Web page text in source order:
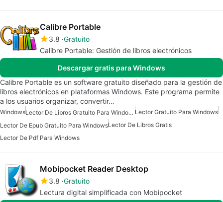
Calibre Portable
3.8 Gratuito
Calibre Portable: Gestión de libros electrónicos
Descargar gratis para Windows
Calibre Portable es un software gratuito diseñado para la gestión de
libros electrónicos en plataformas Windows. Este programa permite
a los usuarios organizar, convertir…
Windows Lector De Libros Gratuito Para Windows Lector Gratuito Para Windows
Lector De Epub Gratuito Para WindowsLector De Libros Gratis
Lector De Pdf Para Windows
Mobipocket Reader Desktop
3.8 Gratuito
Lectura digital simplificada con Mobipocket